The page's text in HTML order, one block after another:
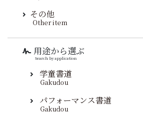
その他
Other item
用途から選ぶ
Search by application
学童書道
Gakudou
パフォーマンス書道
Gakudou